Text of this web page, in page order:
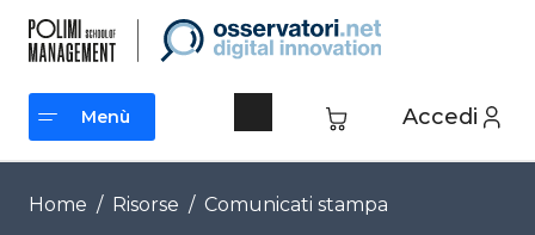
contenuto
Accedi
Menù
Menù
Home / Risorse / Comunicati stampa